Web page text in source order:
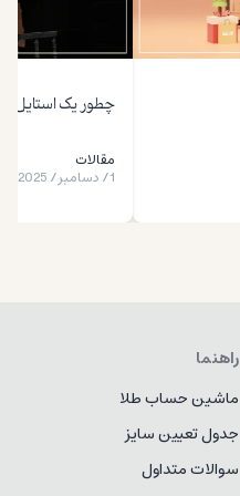
چطور یک استایل
مقالات
1
/دسامبر/
2025
راهنما
ماشین حساب طلا
جدول تعیین سایز
سوالات متداول